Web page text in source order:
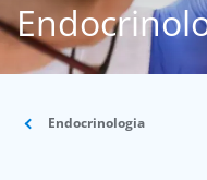
Hospitais
e
Clínicas
ClínicoEndocrinologia